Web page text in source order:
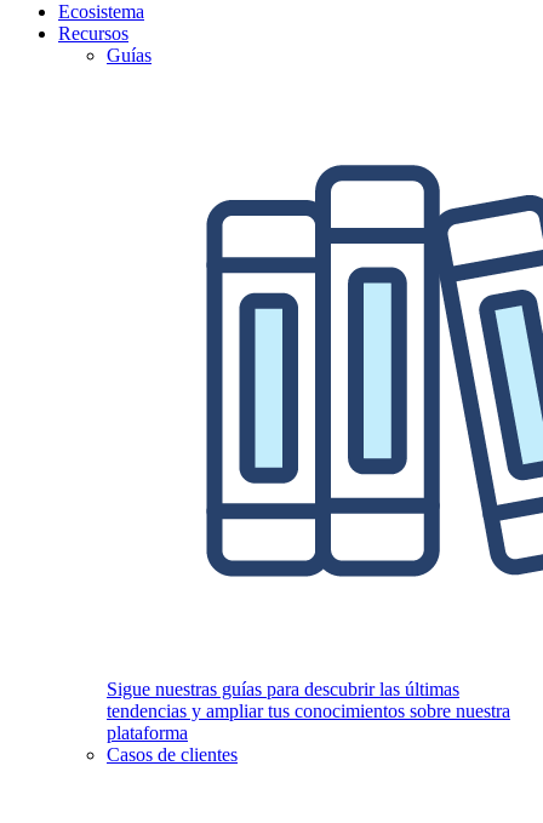
Ecosistema
Recursos
Guías
Sigue nuestras guías para descubrir las últimas
tendencias y ampliar tus conocimientos sobre nuestra
plataforma
Casos de clientes